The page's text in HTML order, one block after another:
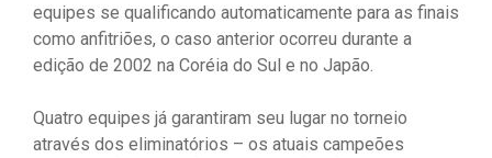
equipes se qualificando automaticamente para as finais
como anfitriões, o caso anterior ocorreu durante a
edição de 2002 na Coréia do Sul e no Japão.
Quatro equipes já garantiram seu lugar no torneio
através dos eliminatórios – os atuais campeões